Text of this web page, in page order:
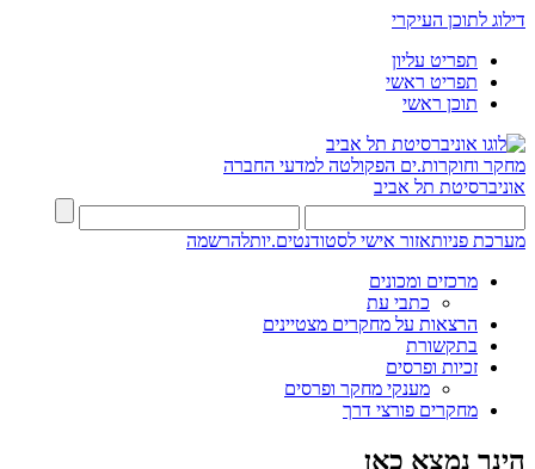
דילוג לתוכן העיקרי
תפריט עליון
תפריט ראשי
תוכן ראשי
מחקר וחוקרות.ים הפקולטה למדעי החברה
אוניברסיטת תל אביב
מערכת פניותאזור אישי לסטודנטים.יותלהרשמה
מרכזים ומכונים
כתבי עת
הרצאות על מחקרים מצטיינים
בתקשורת
זכיות ופרסים
מענקי מחקר ופרסים
מחקרים פורצי דרך
הינך נמצא כאן